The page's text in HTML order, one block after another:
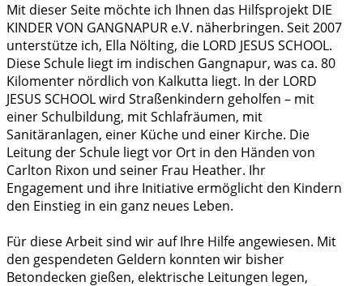
Mit dieser Seite möchte ich Ihnen das Hilfsprojekt DIE
KINDER VON GANGNAPUR e.V. näherbringen. Seit 2007
unterstütze ich, Ella Nölting, die LORD JESUS SCHOOL.
Diese Schule liegt im indischen Gangnapur, was ca. 80
Kilomenter nördlich von Kalkutta liegt. In der LORD
JESUS SCHOOL wird Straßenkindern geholfen – mit
einer Schulbildung, mit Schlafräumen, mit
Sanitäranlagen, einer Küche und einer Kirche. Die
Leitung der Schule liegt vor Ort in den Händen von
Carlton Rixon und seiner Frau Heather. Ihr
Engagement und ihre Initiative ermöglicht den Kindern
den Einstieg in ein ganz neues Leben.
Für diese Arbeit sind wir auf Ihre Hilfe angewiesen. Mit
den gespendeten Geldern konnten wir bisher
Betondecken gießen, elektrische Leitungen legen,